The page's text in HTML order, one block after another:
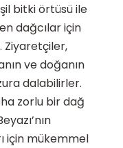
bitki örtüsü ile
dağcılar için
Ziyaretçiler,
ve doğanın
dalabilirler.
zorlu bir dağ
için mükemmel